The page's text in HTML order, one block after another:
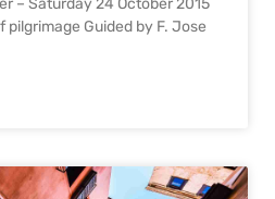
pilgrimage Guided by F. Jose